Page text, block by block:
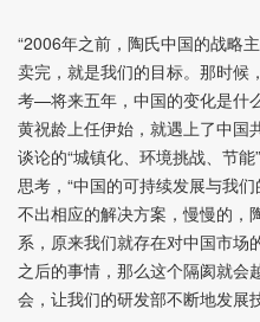
“2006年之前，陶氏中国的战略
卖完，就是我们的目标。那时候
考—将来五年，中国的变化是什
黄祝龄上任伊始，就遇上了中国
谈论的“城镇化、环境挑战、节
思考，“中国的可持续发展与我
不出相应的解决方案，慢慢的，
系，原来我们就存在对中国市场
之后的事情，那么这个隔阂就会
会，让我们的研发部不断地发展